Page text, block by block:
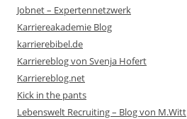
Jobnet – Expertennetzwerk
Karriereakademie Blog
karrierebibel.de
Karriereblog von Svenja Hofert
Karriereblog.net
Kick in the pants
Lebenswelt Recruiting – Blog von M.Witt